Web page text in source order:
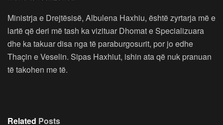
Ministrja e Drejtësisë, Albulena Haxhiu, është zyrtarja më e
lartë që deri më tash ka vizituar Dhomat e Specializuara
dhe ka takuar disa nga të paraburgosurit, por jo edhe
Thaçin e Veselin. Sipas Haxhiut, ishin ata që nuk pranuan
të takohen me të.
Related Posts